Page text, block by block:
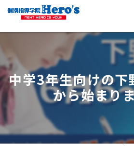
中学3年生向けの
から始まり